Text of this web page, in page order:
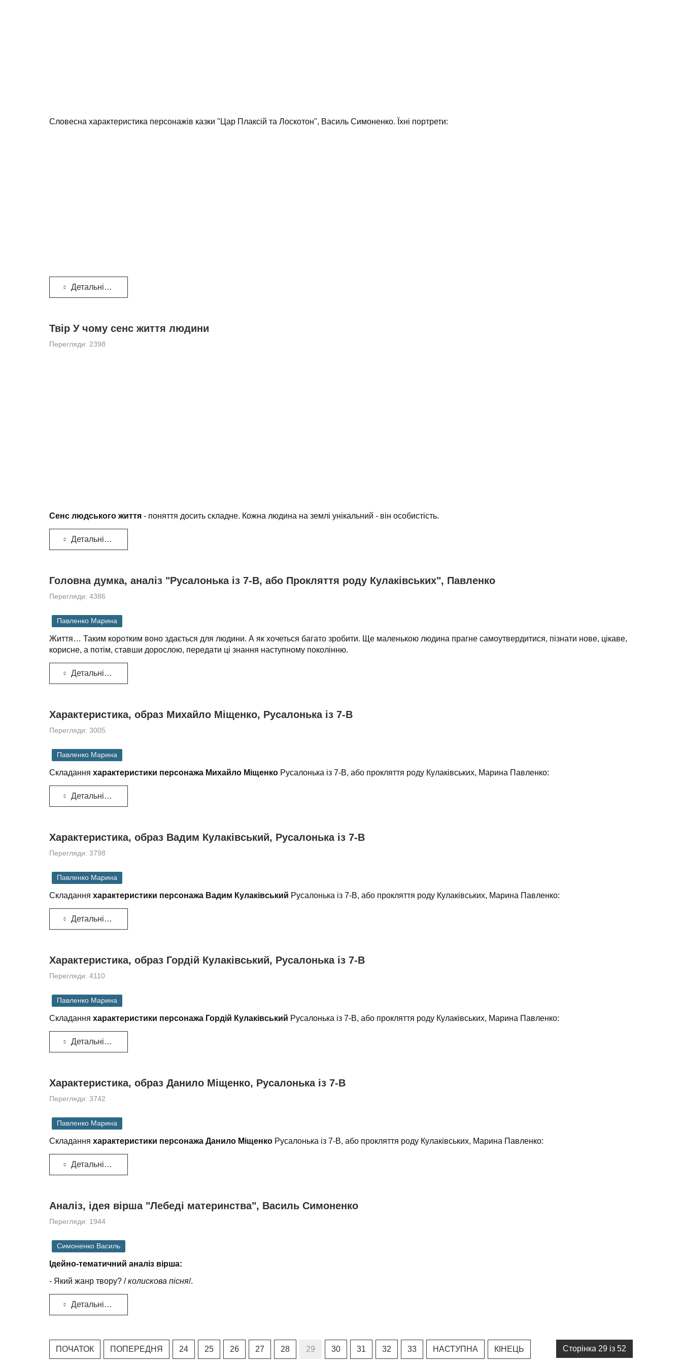
Словесна характеристика персонажів казки "Цар Плаксій та Лоскотон", Василь Симоненко. Їхні портрети:
Детальніше...
Твір У чому сенс життя людини
Перегляди: 2398
Сенс людського життя - поняття досить складне. Кожна людина на землі унікальний - він особистість.
Детальніше...
Головна думка, аналіз "Русалонька із 7-В, або Прокляття роду Кулаківських", Павленко
Перегляди: 4386
Павленко Марина
Життя… Таким коротким воно здається для людини. А як хочеться багато зробити. Ще маленькою людина прагне самоутвердитися, пізнати нове, цікаве,
корисне, а потім, ставши дорослою, передати ці знання наступному поколінню.
Детальніше...
Характеристика, образ Михайло Міщенко, Русалонька із 7-В
Перегляди: 3005
Павленко Марина
Складання характеристики персонажа Михайло Міщенко Русалонька із 7-В, або прокляття роду Кулаківських, Марина Павленко:
Детальніше...
Характеристика, образ Вадим Кулаківський, Русалонька із 7-В
Перегляди: 3798
Павленко Марина
Складання характеристики персонажа Вадим Кулаківський Русалонька із 7-В, або прокляття роду Кулаківських, Марина Павленко:
Детальніше...
Характеристика, образ Гордій Кулаківський, Русалонька із 7-В
Перегляди: 4110
Павленко Марина
Складання характеристики персонажа Гордій Кулаківський Русалонька із 7-В, або прокляття роду Кулаківських, Марина Павленко:
Детальніше...
Характеристика, образ Данило Міщенко, Русалонька із 7-В
Перегляди: 3742
Павленко Марина
Складання характеристики персонажа Данило Міщенко Русалонька із 7-В, або прокляття роду Кулаківських, Марина Павленко:
Детальніше...
Аналіз, ідея вірша "Лебеді материнства", Василь Симоненко
Перегляди: 1944
Симоненко Василь
Ідейно-тематичний аналіз вірша:
- Який жанр твору? /колискова пісня/.
Детальніше...
Сторінка 29 із 52
ПОЧАТОК ПОПЕРЕДНЯ 24 25 26 27 28 29 30 31 32 33 НАСТУПНА КІНЕЦЬ